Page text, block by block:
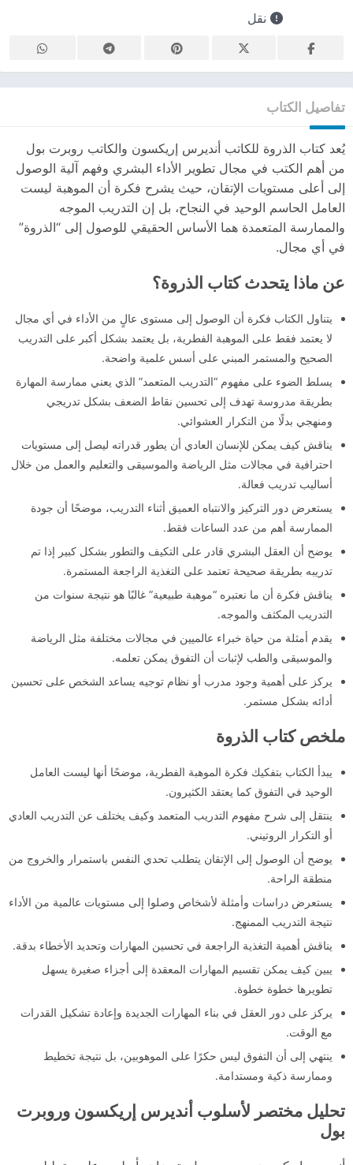
نقل
تفاصيل الكتاب
يُعد كتاب الذروة للكاتب أنديرس إريكسون والكاتب روبرت بول
من أهم الكتب في مجال تطوير الأداء البشري وفهم آلية الوصول
إلى أعلى مستويات الإتقان، حيث يشرح فكرة أن الموهبة ليست
العامل الحاسم الوحيد في النجاح، بل إن التدريب الموجه
والممارسة المتعمدة هما الأساس الحقيقي للوصول إلى “الذروة”
في أي مجال.
عن ماذا يتحدث كتاب الذروة؟
يتناول الكتاب فكرة أن الوصول إلى مستوى عالٍ من الأداء في أي مجال
لا يعتمد فقط على الموهبة الفطرية، بل يعتمد بشكل أكبر على التدريب
الصحيح والمستمر المبني على أسس علمية واضحة.
يسلط الضوء على مفهوم “التدريب المتعمد” الذي يعني ممارسة المهارة
بطريقة مدروسة تهدف إلى تحسين نقاط الضعف بشكل تدريجي
ومنهجي بدلًا من التكرار العشوائي.
يناقش كيف يمكن للإنسان العادي أن يطور قدراته ليصل إلى مستويات
احترافية في مجالات مثل الرياضة والموسيقى والتعليم والعمل من خلال
أساليب تدريب فعالة.
يستعرض دور التركيز والانتباه العميق أثناء التدريب، موضحًا أن جودة
الممارسة أهم من عدد الساعات فقط.
يوضح أن العقل البشري قادر على التكيف والتطور بشكل كبير إذا تم
تدريبه بطريقة صحيحة تعتمد على التغذية الراجعة المستمرة.
يناقش فكرة أن ما نعتبره “موهبة طبيعية” غالبًا هو نتيجة سنوات من
التدريب المكثف والموجه.
يقدم أمثلة من حياة خبراء عالميين في مجالات مختلفة مثل الرياضة
والموسيقى والطب لإثبات أن التفوق يمكن تعلمه.
يركز على أهمية وجود مدرب أو نظام توجيه يساعد الشخص على تحسين
أدائه بشكل مستمر.
ملخص كتاب الذروة
يبدأ الكتاب بتفكيك فكرة الموهبة الفطرية، موضحًا أنها ليست العامل
الوحيد في التفوق كما يعتقد الكثيرون.
ينتقل إلى شرح مفهوم التدريب المتعمد وكيف يختلف عن التدريب العادي
أو التكرار الروتيني.
يوضح أن الوصول إلى الإتقان يتطلب تحدي النفس باستمرار والخروج من
منطقة الراحة.
يستعرض دراسات وأمثلة لأشخاص وصلوا إلى مستويات عالمية من الأداء
نتيجة التدريب الممنهج.
يناقش أهمية التغذية الراجعة في تحسين المهارات وتحديد الأخطاء بدقة.
يبين كيف يمكن تقسيم المهارات المعقدة إلى أجزاء صغيرة يسهل
تطويرها خطوة خطوة.
يركز على دور العقل في بناء المهارات الجديدة وإعادة تشكيل القدرات
مع الوقت.
ينتهي إلى أن التفوق ليس حكرًا على الموهوبين، بل نتيجة تخطيط
وممارسة ذكية ومستدامة.
تحليل مختصر لأسلوب أنديرس إريكسون وروبرت
بول